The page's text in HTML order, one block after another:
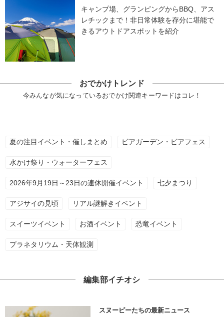
キャンプ場、グランピングからBBQ、アス
レチックまで！非日常体験を存分に堪能で
きるアウトドアスポットを紹介
おでかけトレンド
今みんなが気になっているおでかけ関連キーワードはコレ！
夏の注目イベント・催しまとめ ビアガーデン・ビアフェス
水かけ祭り・ウォーターフェス
2026年9月19日～23日の連休開催イベント 七夕まつり
アジサイの見頃 リアル謎解きイベント
スイーツイベント お酒イベント 恐竜イベント
プラネタリウム・天体観測
編集部イチオシ
スヌーピーたちの最新ニュース